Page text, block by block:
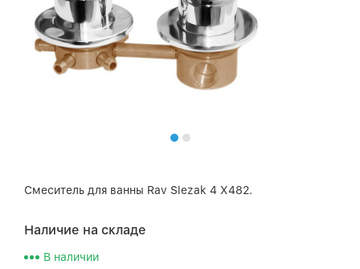
Смеситель для ванны Rav Slezak 4 X482.
Наличие на складе
В наличии